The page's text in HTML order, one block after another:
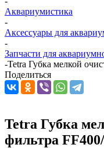
Аквариумистика
-
Аксессуары для
-
Запчасти для
-Tetra Губка мелкой
Поделиться
Tetra Губка
фильтра